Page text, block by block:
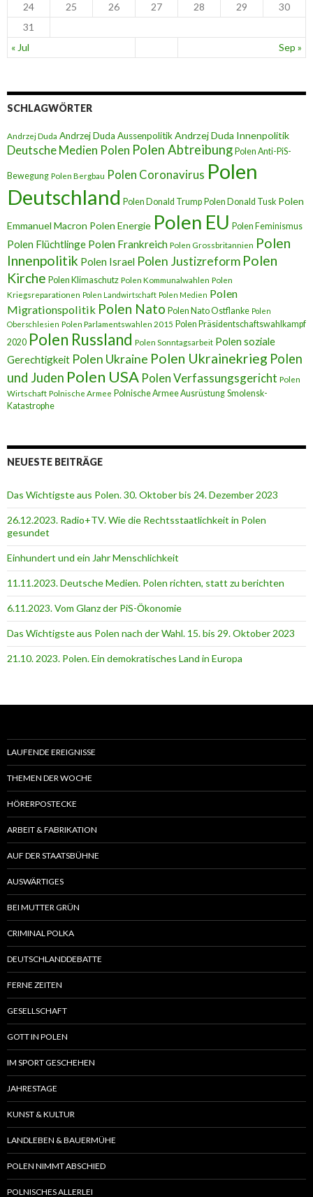
« Jul Sep »
24
25 26 27 28 29
30
31
SCHLAGWÖRTER
Andrzej Duda Andrzej Duda AussenpolitikAndrzej Duda Innenpolitik
Deutsche Medien Polen Polen Abtreibung Polen Anti-PiS-
Bewegung Polen Bergbau Polen Coronavirus Polen
Deutschland Polen Donald Trump Polen Donald Tusk Polen
Emmanuel Macron Polen Energie Polen EU Polen Feminismus
Polen Flüchtlinge Polen Frankreich Polen Grossbritannien Polen
Innenpolitik Polen Israel Polen Justizreform Polen
Kirche Polen Klimaschutz Polen Kommunalwahlen Polen
Kriegsreparationen Polen Landwirtschaft Polen Medien Polen
Migrationspolitik Polen Nato Polen Nato Ostflanke Polen
Oberschlesien Polen Parlamentswahlen 2015 Polen Präsidentschaftswahlkampf
2020 Polen Russland Polen Sonntagsarbeit Polen soziale
Gerechtigkeit Polen Ukraine Polen Ukrainekrieg Polen
und Juden Polen USA Polen Verfassungsgericht Polen
Wirtschaft Polnische Armee Polnische Armee Ausrüstung Smolensk-
Katastrophe
NEUESTE BEITRÄGE
Das Wichtigste aus Polen. 30. Oktober bis 24. Dezember 2023
26.12.2023. Radio+TV. Wie die Rechtsstaatlichkeit in Polen
gesundet
Einhundert und ein Jahr Menschlichkeit
11.11.2023. Deutsche Medien. Polen richten, statt zu berichten
6.11.2023. Vom Glanz der PiS-Ӧkonomie
Das Wichtigste aus Polen nach der Wahl. 15. bis 29. Oktober 2023
21.10. 2023. Polen. Ein demokratisches Land in Europa
LAUFENDE EREIGNISSE
THEMEN DER WOCHE
HÖRERPOSTECKE
ARBEIT & FABRIKATION
AUF DER STAATSBÜHNE
AUSWÄRTIGES
BEI MUTTER GRÜN
CRIMINAL POLKA
DEUTSCHLANDDEBATTE
FERNE ZEITEN
GESELLSCHAFT
GOTT IN POLEN
IM SPORT GESCHEHEN
JAHRESTAGE
KUNST & KULTUR
LANDLEBEN & BAUERMÜHE
POLEN NIMMT ABSCHIED
POLNISCHES ALLERLEI